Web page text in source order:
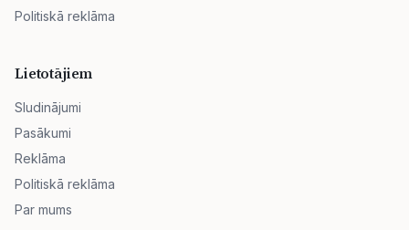
Politiskā reklāma
Lietotājiem
Sludinājumi
Pasākumi
Reklāma
Politiskā reklāma
Par mums